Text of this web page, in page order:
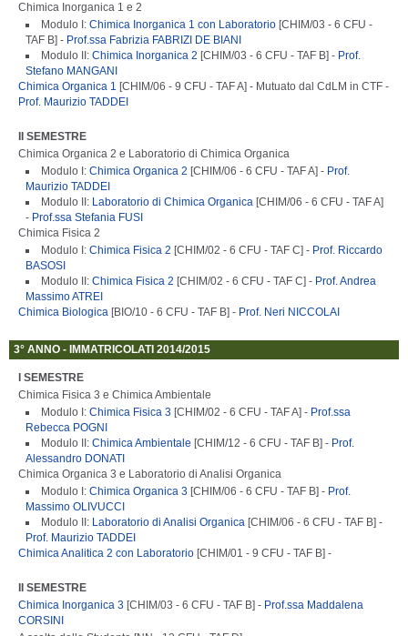
Chimica Inorganica 1 e 2
Modulo I:Chimica Inorganica 1 con Laboratorio [CHIM/03 - 6 CFU -
TAF B] - Prof.ssa Fabrizia FABRIZI DE BIANI
Modulo II:Chimica Inorganica 2 [CHIM/03 - 6 CFU - TAF B] - Prof.
Stefano MANGANI
Chimica Organica 1 [CHIM/06 - 9 CFU - TAF A] - Mutuato dal CdLM in CTF -
Prof. Maurizio TADDEI
II SEMESTRE
Chimica Organica 2 e Laboratorio di Chimica Organica
Modulo I:Chimica Organica 2 [CHIM/06 - 6 CFU - TAF A] - Prof.
Maurizio TADDEI
Modulo II: Laboratorio di Chimica Organica [CHIM/06 - 6 CFU - TAF A]
- Prof.ssa Stefania FUSI
Chimica Fisica 2
Modulo I:Chimica Fisica 2 [CHIM/02 - 6 CFU - TAF C] - Prof. Riccardo
BASOSI
Modulo II:Chimica Fisica 2 [CHIM/02 - 6 CFU - TAF C] - Prof. Andrea
Massimo ATREI
Chimica Biologica [BIO/10 - 6 CFU - TAF B] - Prof. Neri NICCOLAI
3° ANNO - IMMATRICOLATI 2014/2015
I SEMESTRE
Chimica Fisica 3 e Chimica Ambientale
Modulo I:Chimica Fisica 3 [CHIM/02 - 6 CFU - TAF A] - Prof.ssa
Rebecca POGNI
Modulo II:Chimica Ambientale [CHIM/12 - 6 CFU - TAF B] - Prof.
Alessandro DONATI
Chimica Organica 3 e Laboratorio di Analisi Organica
Modulo I:Chimica Organica 3 [CHIM/06 - 6 CFU - TAF B] - Prof.
Massimo OLIVUCCI
Modulo II: Laboratorio di Analisi Organica [CHIM/06 - 6 CFU - TAF B] -
Prof. Maurizio TADDEI
Chimica Analitica 2 con Laboratorio [CHIM/01 - 9 CFU - TAF B] -
II SEMESTRE
Chimica Inorganica 3 [CHIM/03 - 6 CFU - TAF B] - Prof.ssa Maddalena
CORSINI